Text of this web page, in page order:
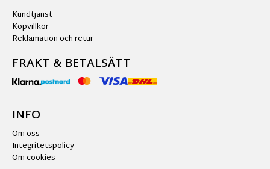
Kundtjänst
Köpvillkor
Reklamation och retur
FRAKT & BETALSÄTT
INFO
Om oss
Integritetspolicy
Om cookies